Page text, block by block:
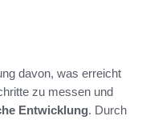
davon, was erreicht
zu messen und
Entwicklung. Durch